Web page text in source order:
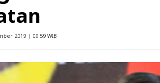
2019 | 09.59 WIB